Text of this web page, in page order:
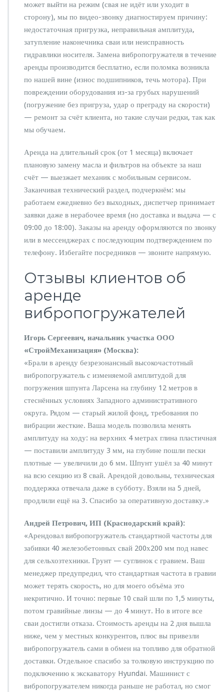
может выйти на режим (свая не идёт или уходит в
сторону), мы по видео-звонку диагностируем причину:
недостаточная пригрузка, неправильная амплитуда,
затупление наконечника сваи или неисправность
гидравлики носителя. Замена вибропогружателя в течение
аренды производится бесплатно, если поломка возникла
по нашей вине (износ подшипников, течь мотора). При
повреждении оборудования из-за грубых нарушений
(погружение без пригруза, удар о преграду на скорости)
— ремонт за счёт клиента, но такие случаи редки, так как
мы обучаем.
Аренда на длительный срок (от 1 месяца) включает
плановую замену масла и фильтров на объекте за наш
счёт — выезжает механик с мобильным сервисом.
Заканчивая технический раздел, подчеркнём: мы
работаем ежедневно без выходных, диспетчер принимает
заявки даже в нерабочее время (но доставка и выдача — с
09:00 до 18:00). Заказы на аренду оформляются по звонку
или в мессенджерах с последующим подтверждением по
телефону. Избегайте посредников — звоните напрямую.
Отзывы клиентов об
аренде
вибропогружателей
Игорь Сергеевич, начальник участка ООО
«СтройМеханизация» (Москва):
«Брали в аренду безрезонансный высокочастотный
вибропогружатель с изменяемой амплитудой для
погружения шпунта Ларсена на глубину 12 метров в
стеснённых условиях Западного административного
округа. Рядом — старый жилой фонд, требования по
вибрации жесткие. Ваша модель позволила менять
амплитуду на ходу: на верхних 4 метрах глина пластичная
— поставили амплитуду 3 мм, на глубине пошли пески
плотные — увеличили до 6 мм. Шпунт ушёл за 40 минут
на всю секцию из 8 свай. Арендой довольны, техническая
поддержка отвечала даже в субботу. Взяли на 5 дней,
продлили ещё на 3. Спасибо за оперативную доставку.»
Андрей Петрович, ИП (Краснодарский край):
«Арендовал вибропогружатель стандартной частоты для
забивки 40 железобетонных свай 200х200 мм под навес
для сельхозтехники. Грунт — суглинок с гравием. Ваш
менеджер предупредил, что стандартная частота в гравии
может терять скорость, но для моего объёма это
некритично. И точно: первые 10 свай шли по 1,5 минуты,
потом гравийные линзы — до 4 минут. Но в итоге все
сваи достигли отказа. Стоимость аренды на 2 дня вышла
ниже, чем у местных конкурентов, плюс вы привезли
вибропогружатель сами в обмен на топливо для обратной
доставки. Отдельное спасибо за толковую инструкцию по
подключению к экскаватору Hyundai. Машинист с
вибропогружателем никогда раньше не работал, но смог